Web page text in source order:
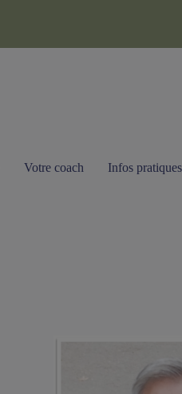
Votre coach Infos pratiques